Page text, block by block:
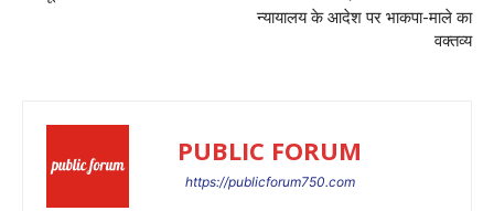
न्यायालय के आदेश पर भाकपा-माले का
वक्तव्य
PUBLIC FORUM
https://publicforum750.com